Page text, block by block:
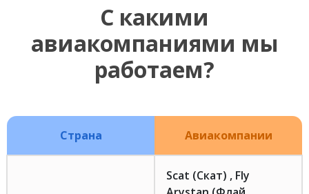
С какими
авиакомпаниями мы
работаем?
Страна Авиакомпании
Scat (Скат) , Fly